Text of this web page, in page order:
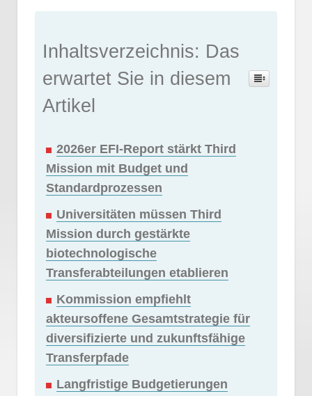
Inhaltsverzeichnis: Das
erwartet Sie in diesem
Artikel
2026er EFI-Report stärkt Third
Mission mit Budget und
Standardprozessen
Universitäten müssen Third
Mission durch gestärkte
biotechnologische
Transferabteilungen etablieren
Kommission empfiehlt
akteursoffene Gesamtstrategie für
diversifizierte und zukunftsfähige
Transferpfade
Langfristige Budgetierungen